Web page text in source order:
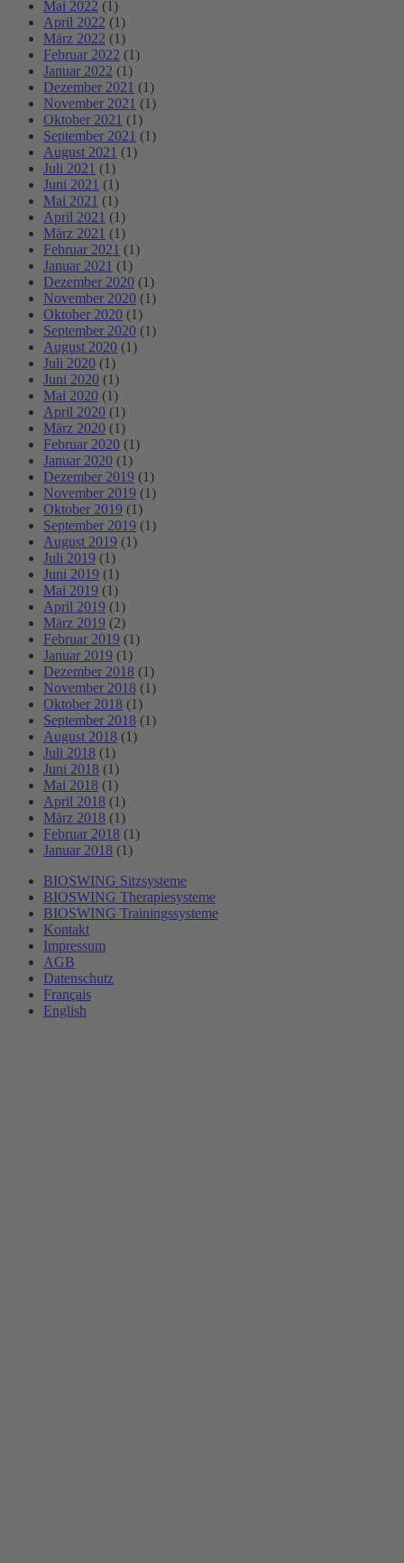
Mai 2022 (1)
April 2022 (1)
März 2022 (1)
Februar 2022 (1)
Januar 2022 (1)
Dezember 2021 (1)
November 2021 (1)
Oktober 2021 (1)
September 2021 (1)
August 2021 (1)
Juli 2021 (1)
Juni 2021 (1)
Mai 2021 (1)
April 2021 (1)
März 2021 (1)
Februar 2021 (1)
Januar 2021 (1)
Dezember 2020 (1)
November 2020 (1)
Oktober 2020 (1)
September 2020 (1)
August 2020 (1)
Juli 2020 (1)
Juni 2020 (1)
Mai 2020 (1)
April 2020 (1)
März 2020 (1)
Februar 2020 (1)
Januar 2020 (1)
Dezember 2019 (1)
November 2019 (1)
Oktober 2019 (1)
September 2019 (1)
August 2019 (1)
Juli 2019 (1)
Juni 2019 (1)
Mai 2019 (1)
April 2019 (1)
März 2019 (2)
Februar 2019 (1)
Januar 2019 (1)
Dezember 2018 (1)
November 2018 (1)
Oktober 2018 (1)
September 2018 (1)
August 2018 (1)
Juli 2018 (1)
Juni 2018 (1)
Mai 2018 (1)
April 2018 (1)
März 2018 (1)
Februar 2018 (1)
Januar 2018 (1)
BIOSWING Sitzsysteme
BIOSWING Therapiesysteme
BIOSWING Trainingssysteme
Kontakt
Impressum
AGB
Datenschutz
Français
English